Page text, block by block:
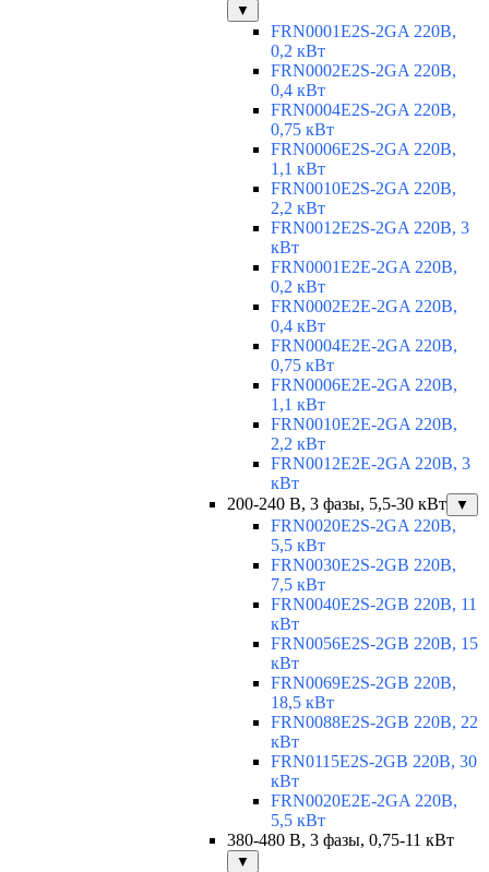
▼
FRN0001E2S-2GA 220В,
0,2 кВт
FRN0002E2S-2GA 220В,
0,4 кВт
FRN0004E2S-2GA 220В,
0,75 кВт
FRN0006E2S-2GA 220В,
1,1 кВт
FRN0010E2S-2GA 220В,
2,2 кВт
FRN0012E2S-2GA 220В, 3
кВт
FRN0001E2E-2GA 220В,
0,2 кВт
FRN0002E2E-2GA 220В,
0,4 кВт
FRN0004E2E-2GA 220В,
0,75 кВт
FRN0006E2E-2GA 220В,
1,1 кВт
FRN0010E2E-2GA 220В,
2,2 кВт
FRN0012E2E-2GA 220В, 3
кВт
200-240 В, 3 фазы, 5,5-30 кВт
▼
FRN0020E2S-2GA 220В,
5,5 кВт
FRN0030E2S-2GB 220В,
7,5 кВт
FRN0040E2S-2GB 220В, 11
кВт
FRN0056E2S-2GB 220В, 15
кВт
FRN0069E2S-2GB 220В,
18,5 кВт
FRN0088E2S-2GB 220В, 22
кВт
FRN0115E2S-2GB 220В, 30
кВт
FRN0020E2E-2GA 220В,
5,5 кВт
380-480 В, 3 фазы, 0,75-11 кВт
▼